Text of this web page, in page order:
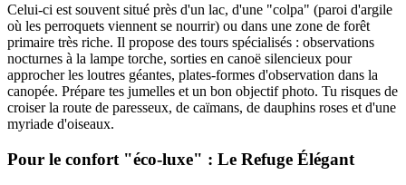
Celui-ci est souvent situé près d'un lac, d'une "colpa" (paroi d'argile
où les perroquets viennent se nourrir) ou dans une zone de forêt
primaire très riche. Il propose des tours spécialisés : observations
nocturnes à la lampe torche, sorties en canoë silencieux pour
approcher les loutres géantes, plates-formes d'observation dans la
canopée. Prépare tes jumelles et un bon objectif photo. Tu risques de
croiser la route de paresseux, de caïmans, de dauphins roses et d'une
myriade d'oiseaux.
Pour le confort "éco-luxe" : Le Refuge Élégant